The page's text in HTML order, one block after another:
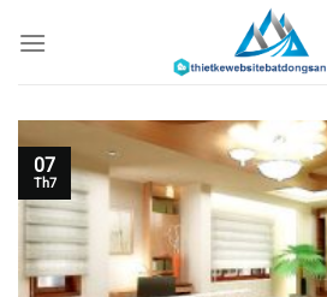
đến
07
Th7